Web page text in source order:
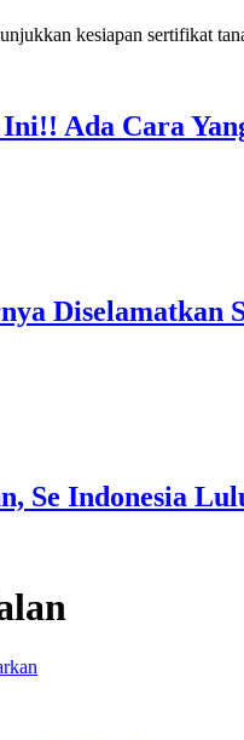
Ada Cara
Diselamatkan
Se Indonesia